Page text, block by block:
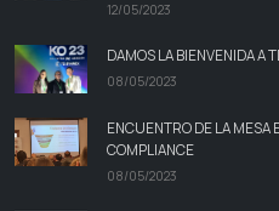
12/05/2023
DAMOS LA BIENVENIDA A
08/05/2023
ENCUENTRO DE LA MESA
COMPLIANCE
08/05/2023